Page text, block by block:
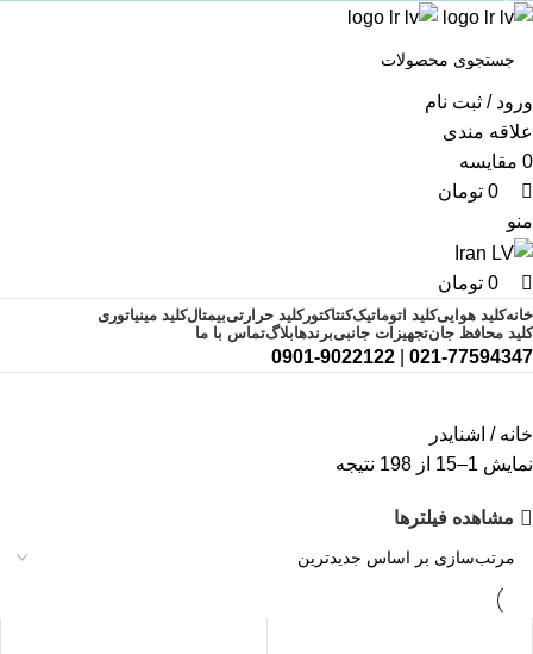
ورود / ثبت نام
علاقه مندی
0 مقایسه
0
0 تومان
منو
0
0 تومان
خانهکلید هواییکلید اتوماتیککنتاکتورکلید حرارتیبیمتالکلید مینیاتوری
کلید محافظ جانتجهیزات جانبیبرندهابلاگتماس با ما
021-77594347
0901-9022122
خانه
اشنایدر
نمایش 1–15 از 198 نتیجه
مشاهده فیلترها